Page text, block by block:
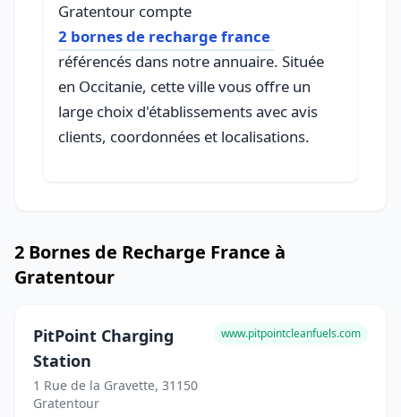
Gratentour compte
2 bornes de recharge france
référencés dans notre annuaire. Située
en Occitanie, cette ville vous offre un
large choix d'établissements avec avis
clients, coordonnées et localisations.
2 Bornes de Recharge France à
Gratentour
PitPoint Charging
Station
1 Rue de la Gravette, 31150
Gratentour
www.pitpointcleanfuels.com